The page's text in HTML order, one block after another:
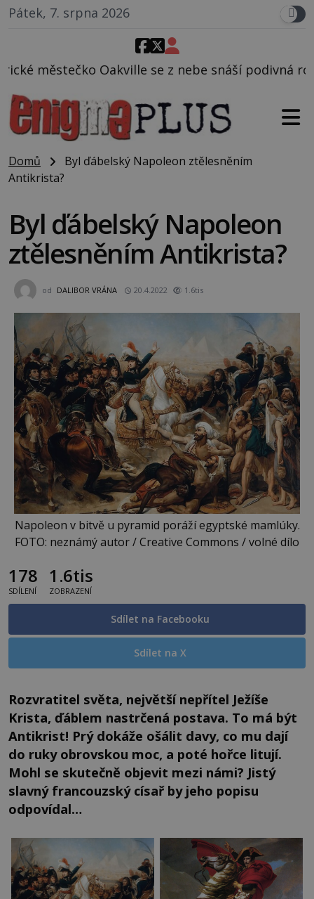
Pátek, 7. srpna 2026
z nebe snáší podivná rosolovitá látka
Domů
Byl ďábelský Napoleon ztělesněním
Antikrista?
Byl ďábelský Napoleon
ztělesněním Antikrista?
od DALIBOR VRÁNA 20.4.2022 1.6tis
Napoleon v bitvě u pyramid poráží egyptské mamlúky.
FOTO: neznámý autor / Creative Commons / volné dílo
178
SDÍLENÍ
1.6tis
ZOBRAZENÍ
Sdílet na Facebooku
Sdílet na X
Rozvratitel světa, největší nepřítel Ježíše
Krista, ďáblem nastrčená postava. To má být
Antikrist! Prý dokáže ošálit davy, co mu dají
do ruky obrovskou moc, a poté hořce litují.
Mohl se skutečně objevit mezi námi? Jistý
slavný francouzský císař by jeho popisu
odpovídal…